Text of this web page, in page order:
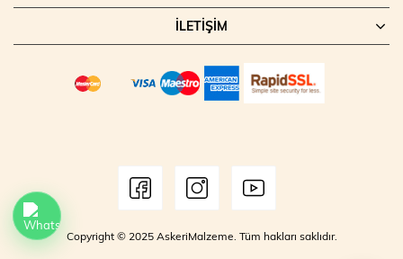
İLETIŞIM
Copyright © 2025 AskeriMalzeme. Tüm hakları saklıdır.